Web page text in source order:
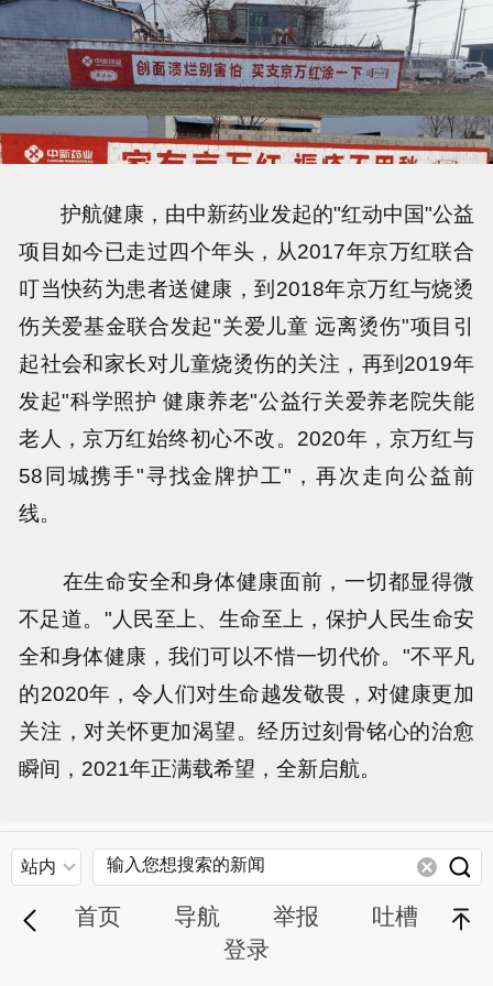
护航健康，由中新药业发起的"红动中国"公益
项目如今已走过四个年头，从2017年京万红联合
叮当快药为患者送健康，到2018年京万红与烧烫
伤关爱基金联合发起"关爱儿童 远离烫伤"项目引
起社会和家长对儿童烧烫伤的关注，再到2019年
发起"科学照护 健康养老"公益行关爱养老院失能
老人，京万红始终初心不改。2020年，京万红与
58同城携手"寻找金牌护工"，再次走向公益前
线。
在生命安全和身体健康面前，一切都显得微
不足道。"人民至上、生命至上，保护人民生命安
全和身体健康，我们可以不惜一切代价。"不平凡
的2020年，令人们对生命越发敬畏，对健康更加
关注，对关怀更加渴望。经历过刻骨铭心的治愈
瞬间，2021年正满载希望，全新启航。
站内
首页 导航 举报
吐槽
登录